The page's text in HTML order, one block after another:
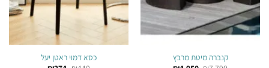
המוצר
המוצר
קנברה מיטת מרבץ
כסא דמוי ראטן יעל